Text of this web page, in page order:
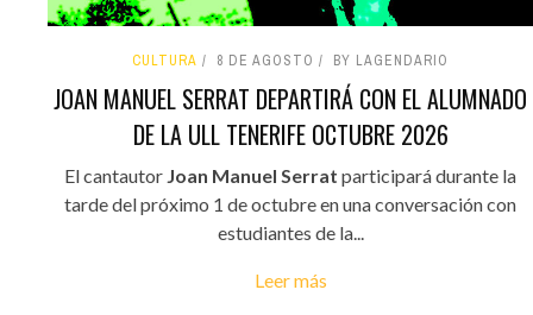
CULTURA 8 DE AGOSTO BY LAGENDARIO
JOAN MANUEL SERRAT DEPARTIRÁ CON EL ALUMNADO
DE LA ULL TENERIFE OCTUBRE 2026
El cantautor Joan Manuel Serrat participará durante la
tarde del próximo 1 de octubre en una conversación con
estudiantes de la...
Leer más